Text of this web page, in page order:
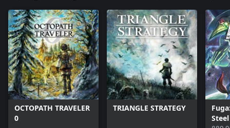
OCTOPATH TRAVELER
0
TRIANGLE STRATEGY